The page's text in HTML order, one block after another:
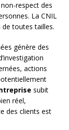
respect des
La CNIL
toutes tailles.
génère des
actions
subit
réel,
des clients est